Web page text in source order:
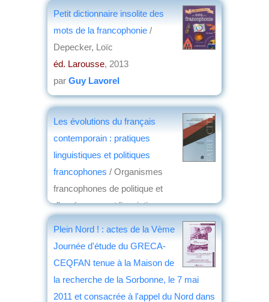
Petit dictionnaire insolite des
mots de la francophonie /
Depecker, Loïc
éd. Larousse, 2013
par Guy Lavorel
Les évolutions du français
contemporain : pratiques
linguistiques et politiques
francophones / Organismes
francophones de politique et
d'aménagement linguistiques
Plein Nord ! : actes de la Vème
Journée d'étude du GRECA-
CEQFAN tenue à la Maison de
la recherche de la Sorbonne, le 7 mai
2011 et consacrée à l'appel du Nord dans